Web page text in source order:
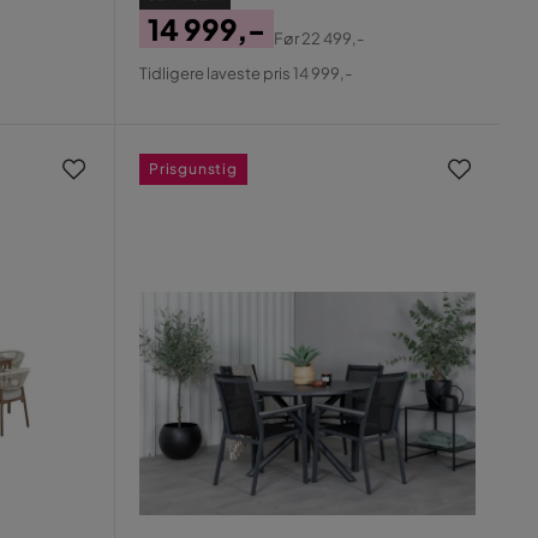
Pris
14 999,-
Original
Før22 499,-
Tidligere laveste pris 14 999,-
Prisgunstig